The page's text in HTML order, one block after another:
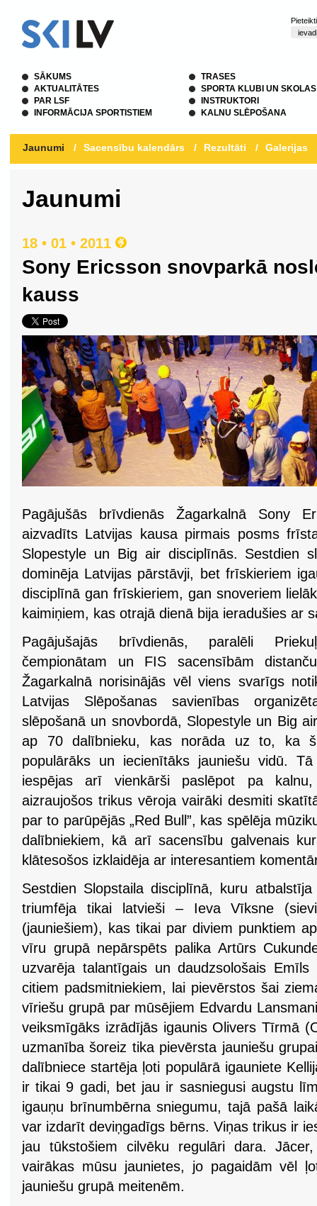
SĀKUMS
AKTUALITĀTES
PAR LSF
INFORMĀCIJA SPORTISTIEM
TRASES
SPORTA KLUBI UN SKOLAS
INSTRUKTORI
KALNU SLĒPOŠANA
Jaunumi / Sacensību kalendārs / Rezultāti / Galerijas
Jaunumi
18 • 01 • 2011
Sony Ericsson snovparkā
kauss
Pagājušās brīvdienās Žagarkalnā Sony
aizvadīts Latvijas kausa pirmais posms
Slopestyle un Big air disciplīnās. Sestdien
dominēja Latvijas pārstāvji, bet frīskieriem
disciplīnā gan frīskieriem, gan snoveriem
kaimiņiem, kas otrajā dienā bija ieradušies ar
Pagājušajās brīvdienās, paralēli
čempionātam un FIS sacensībām
Žagarkalnā norisinājās vēl viens svarīgs
Latvijas Slēpošanas savienības
slēpošanā un snovbordā, Slopestyle un Big
ap 70 dalībnieku, kas norāda uz to, ka
populārāks un iecienītāks jauniešu vidū.
iespējas arī vienkārši paslēpot pa
aizraujošos trikus vēroja vairāki desmiti
par to parūpējās „Red Bull”, kas spēlēja
dalībniekiem, kā arī sacensību galvenais
klātesošos izklaidēja ar interesantiem
Sestdien Slopstaila disciplīnā, kuru atbalstīja
triumfēja tikai latvieši – Ieva Vīksne
(jauniešiem), kas tikai par diviem punktiem
vīru grupā nepārspēts palika Artūrs
uzvarēja talantīgais un daudzsološais
citiem padsmitniekiem, lai pievērstos šai
vīriešu grupā par mūsējiem Edvardu
veiksmīgāks izrādījās igaunis Olivers Tīrmā
uzmanība šoreiz tika pievērsta jauniešu
dalībniece startēja ļoti populārā igauniete
ir tikai 9 gadi, bet jau ir sasniegusi augstu
igauņu brīnumbērna sniegumu, tajā pašā
var izdarīt deviņgadīgs bērns. Viņas trikus ir
jau tūkstošiem cilvēku regulāri dara.
vairākas mūsu jaunietes, jo pagaidām vēl
jauniešu grupā meitenēm.